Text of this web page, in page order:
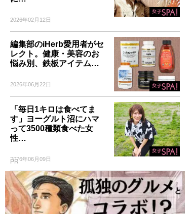
2026年02月12日
編集部のiHerb愛用者がセ
レクト。健康・美容のお
悩み別、鉄板アイテム…
2026年06月22日
「毎日1キロは食べてま
す」ヨーグルト沼にハマ
って3500種類食べた女
性…
2026年06月09日
PR